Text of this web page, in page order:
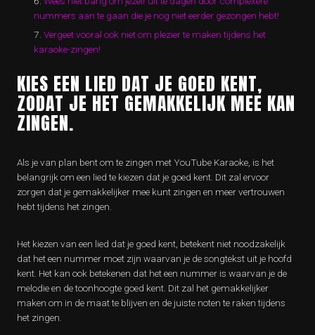
nummers aan te gaan die je nog niet eerder gezongen hebt!
Vergeet vooral ook niet om plezier te maken tijdens het
karaoke-zingen!
KIES EEN LIED DAT JE GOED KENT,
ZODAT JE HET GEMAKKELIJK MEE KAN
ZINGEN.
Als je van plan bent om te zingen met YouTube Karaoke, is het
belangrijk om een lied te kiezen dat je goed kent. Dit zal ervoor
zorgen dat je gemakkelijker mee kunt zingen en meer vertrouwen
hebt tijdens het zingen.
Het kiezen van een lied dat je goed kent, betekent niet noodzakelijk
dat het een nummer moet zijn waarvan je de songtekst uit je hoofd
kent. Het kan ook betekenen dat het een nummer is waarvan je de
melodie en de toonhoogte goed kent. Dit zal het gemakkelijker
maken om in de maat te blijven en de juiste noten te raken tijdens
het zingen.